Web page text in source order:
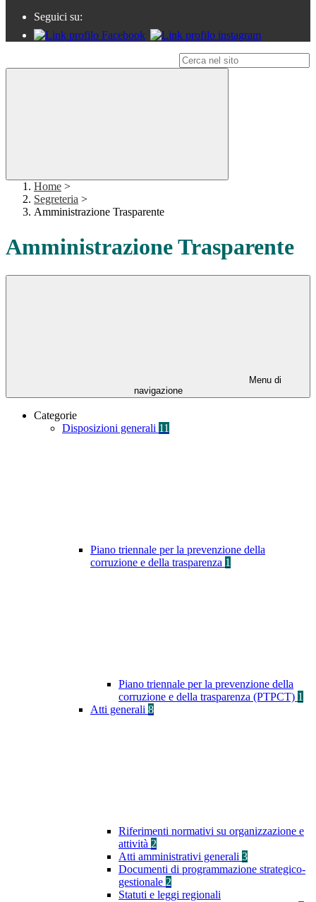
Seguici su:
Home >
Segreteria >
Amministrazione Trasparente
Amministrazione Trasparente
Menu di
navigazione
Categorie
Disposizioni generali 11
Piano triennale per la prevenzione della
corruzione e della trasparenza 1
Piano triennale per la prevenzione della
corruzione e della trasparenza (PTPCT) 1
Atti generali 8
Riferimenti normativi su organizzazione e
attività 2
Atti amministrativi generali 3
Documenti di programmazione strategico-
gestionale 2
Statuti e leggi regionali